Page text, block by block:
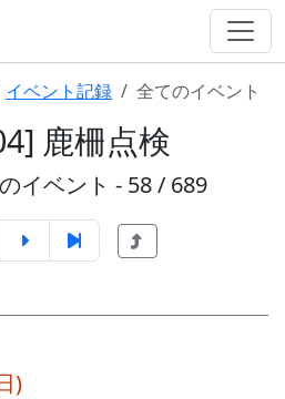
イベント記録 全てのイベント
鹿柵点検
イベント - 58 / 689
)